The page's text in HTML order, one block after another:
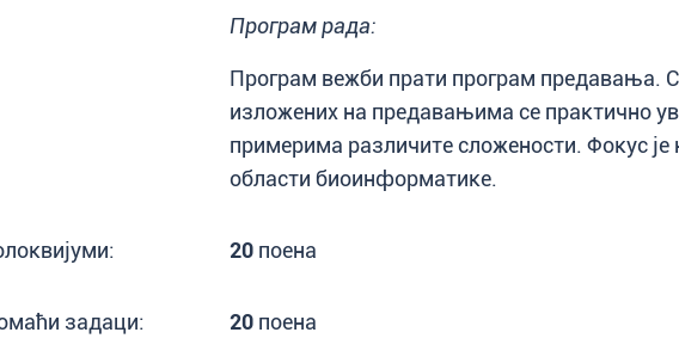
Програм рада:
Програм вежби прати програм предавања.
изложених на предавањима се практично
примерима различите сложености. Фокус
области биоинформатике.
20 поена
задаци: 20 поена